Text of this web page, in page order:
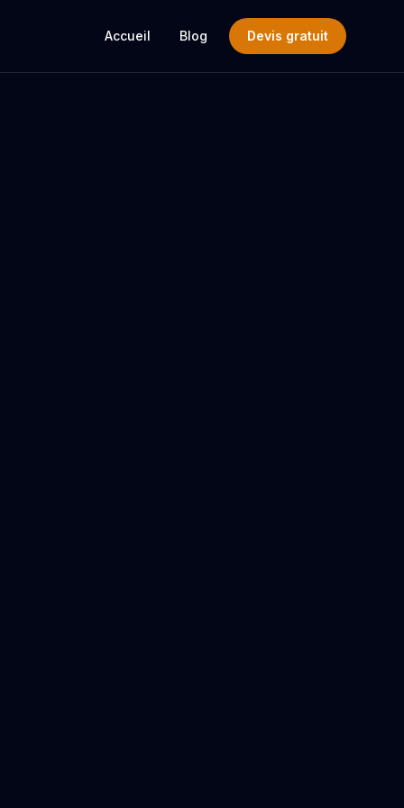
Accueil Blog Devis gratuit